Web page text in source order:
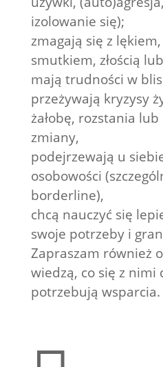
izolowanie się);
zmagają się z
smutkiem, złością
mają trudności w
przeżywają kryzysy
żałobę, rozstania
zmiany,
podejrzewają u
osobowości
borderline),
chcą nauczyć się
swoje potrzeby i
Zapraszam również
wiedzą, co się z nimi
potrzebują wsparcia.